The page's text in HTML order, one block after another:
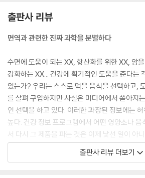
출판사 리뷰
면역과 관련한 진짜 과학을 분별하다
수면에 도움이 되는 XX, 항산화를 위한 XX, 암
강화하는 XX... 건강에 획기적인 도움을 준다는
있는가? 우리는 스스로 먹을 음식을 선택하고,
를 살펴 구입하지만 사실은 미디어에서 쏟아지
인 선택을 하고 있다. 이러한 과장된 정보에는
높다. 건강 정보 프로그램에서 어떤 영양소나 음
서 다시 그 제품을 파는 것은 이제 낯선 일이 아
우 작은 단계를 거치면서 발전하는 것이다. 작
장된 슈퍼 푸드의 홍수는 과학의 본질에서 한참
출판사 리뷰 더보기